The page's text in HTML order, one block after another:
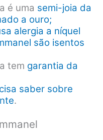
é uma semi-joia da
a ouro;
alergia a níquel
são isentos
tem garantia da
saber sobre
.